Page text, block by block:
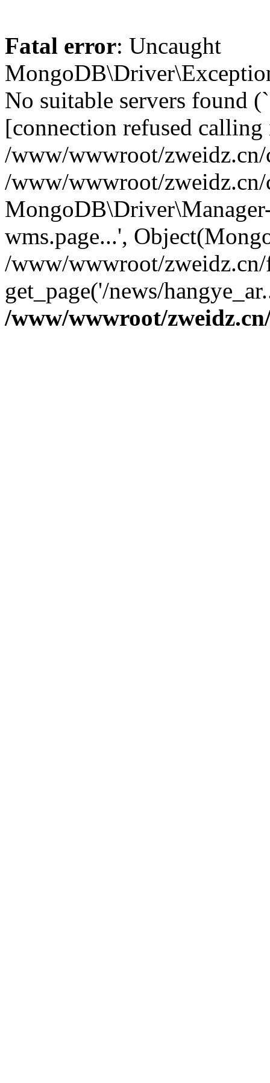
Fatal error: Uncaught
No suitable servers found
[connection refused
/www/wwwroot/zweidz.cn/
/www/wwwroot/
wms.page...',
/www/wwwroot/
get_page('/news/
/www/wwwroot/